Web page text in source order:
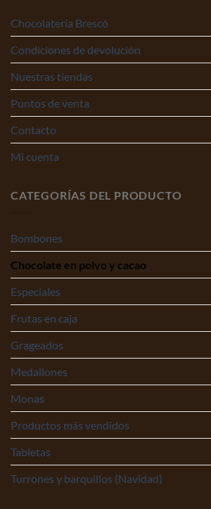
Chocolatería Brescó
Condiciones de devolución
Nuestras tiendas
Puntos de venta
Contacto
Mi cuenta
CATEGORÍAS DEL PRODUCTO
Bombones
Chocolate en polvo y cacao
Especiales
Frutas en caja
Grageados
Medallones
Monas
Productos más vendidos
Tabletas
Turrones y barquillos (Navidad)